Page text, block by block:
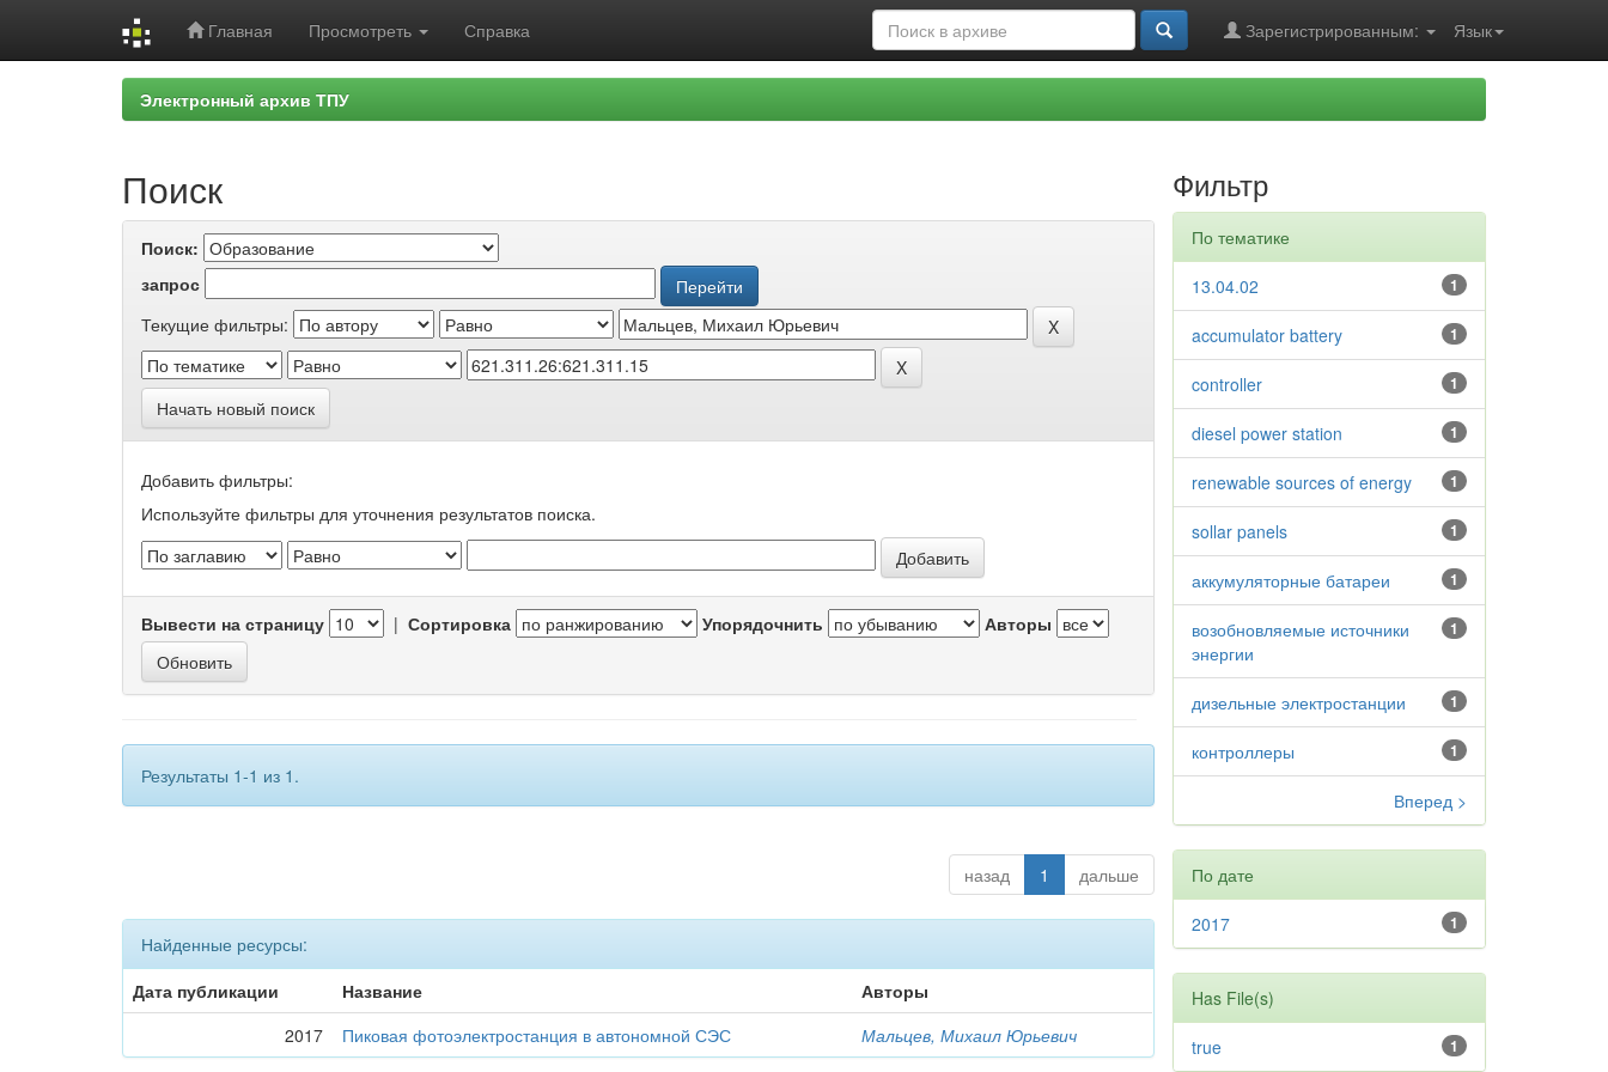
Главная Просмотреть Справка Язык
Зарегистрированным:
Электронный архив ТПУ
Поиск
Поиск:
запрос
Текущие фильтры:
Начать новый поиск
Добавить фильтры:
Используйте фильтры для уточнения результатов поиска.
Вывести на страницу | Сортировка Упорядочнить Авторы
Результаты 1-1 из 1.
назад 1 дальше
Найденные ресурсы:
Дата публикации
Название
Авторы
2017
Пиковая фотоэлектростанция в автономной СЭС Мальцев, Михаил Юрьевич
Фильтр
По тематике
1
13.04.02
1
accumulator battery
1
controller
1
diesel power station
1
renewable sources of energy
1
sollar panels
1
аккумуляторные батареи
1
возобновляемые источники
энергии
1
дизельные электростанции
1
контроллеры
Вперед >
По дате
1
2017
Has File(s)
1
true